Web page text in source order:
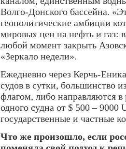
Волго-Донского бассейна.
геополитические амбиции
мировых цен на нефть и газ:
любой момент закрыть
«Зеркало недели».
Ежедневно через Керчь-
судов в сутки, большинство
флагом, либо направляются
одного судна от $ 500 – 9000
государственные и частные
Что же произошло, если